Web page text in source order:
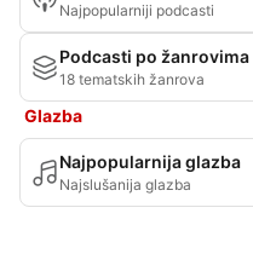
Najpopularniji podcasti
Podcasti po žanrovima
18 tematskih žanrova
Glazba
Najpopularnija glazba
Najslušanija glazba